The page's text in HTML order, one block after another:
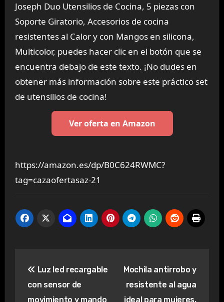
Joseph Duo Utensilios de Cocina, 5 piezas con
Soporte Giratorio, Accesorios de cocina
resistentes al Calor y con Mangos en silicona,
Multicolor, puedes hacer clic en el botón que se
encuentra debajo de este texto. ¡No dudes en
obtener más información sobre este práctico set
de utensilios de cocina!
Ver oferta en Amazon
https://amazon.es/dp/B0C624RWMC?
tag=cazaofertasaz-21
de
Luz led recargable
con sensor de
movimiento y mando
Mochila antirrobo y
resistente al agua
ideal para mujeres,